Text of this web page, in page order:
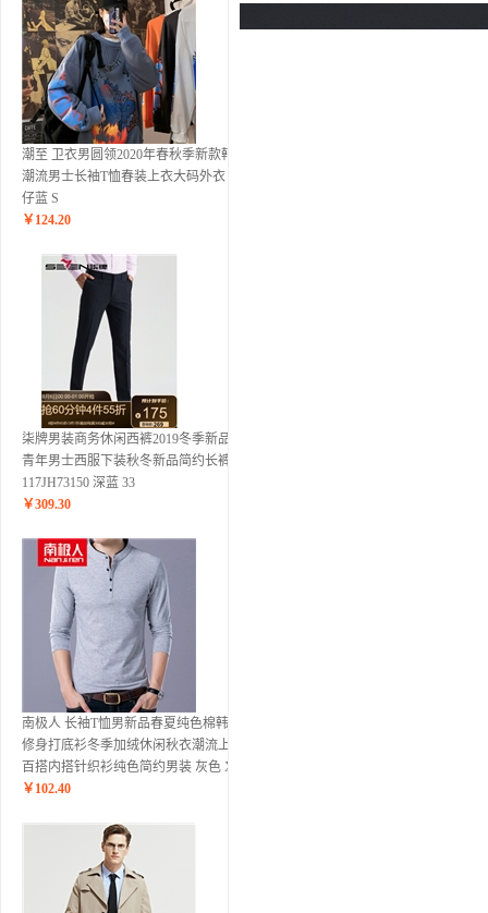
潮至 卫衣男圆领2020年春秋季新款韩版
潮流男士长袖T恤春装上衣大码外衣 牛
仔蓝 S
￥ 124.20
柒牌男装商务休闲西裤2019冬季新品中
青年男士西服下装秋冬新品简约长裤子
117JH73150 深蓝 33
￥309.30
南极人 长袖T恤男新品春夏纯色棉韩版
修身打底衫冬季加绒休闲秋衣潮流上衣
百搭内搭针织衫纯色简约男装 灰色 XL
￥ 102.40